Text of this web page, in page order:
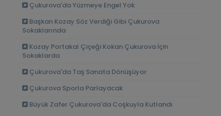
Çukurova'da Yüzmeye Engel Yok
Başkan Kozay Söz Verdiği Gibi Çukurova
Sokaklarında
Kozay Portakal Çiçeği Kokan Çukurova İçin
Sokaklarda
Çukurova'da Taş Sanata Dönüşüyor
Çukurova Sporla Parlayacak
Büyük Zafer Çukurova'da Coşkuyla Kutlandı